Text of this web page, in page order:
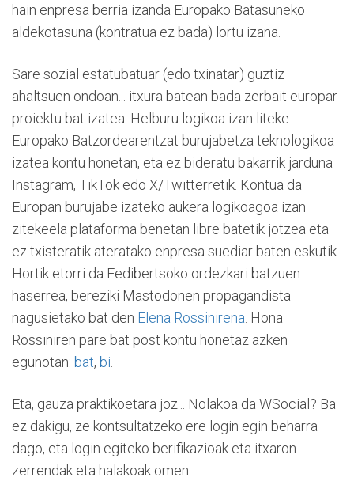
hain enpresa berria izanda Europako Batasuneko
aldekotasuna (kontratua ez bada) lortu izana.
Sare sozial estatubatuar (edo txinatar) guztiz
ahaltsuen ondoan... itxura batean bada zerbait europar
proiektu bat izatea. Helburu logikoa izan liteke
Europako Batzordearentzat burujabetza teknologikoa
izatea kontu honetan, eta ez bideratu bakarrik jarduna
Instagram, TikTok edo X/Twitterretik. Kontua da
Europan burujabe izateko aukera logikoagoa izan
zitekeela plataforma benetan libre batetik jotzea eta
ez txisteratik ateratako enpresa suediar baten eskutik.
Hortik etorri da Fedibertsoko ordezkari batzuen
haserrea, bereziki Mastodonen propagandista
nagusietako bat den Elena Rossinirena . Hona
Rossiniren pare bat post kontu honetaz azken
egunotan: bat, bi
Eta, gauza praktikoetara joz... Nolakoa da WSocial? Ba
ez dakigu, ze kontsultatzeko ere login egin beharra
dago, eta login egiteko berifikazioak eta itxaron-
zerrendak eta halakoak omen